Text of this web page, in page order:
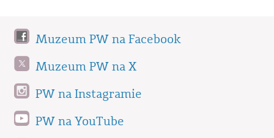
Muzeum PW na Facebook
Muzeum PW na X
PW na Instagramie
PW na YouTube